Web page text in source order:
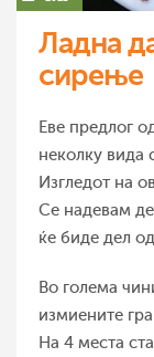
Ладна
сирење
Еве предлог
неколку вида
Изгледот на
Се надевам
ќе биде дел
Во голема
измиените
На 4 места